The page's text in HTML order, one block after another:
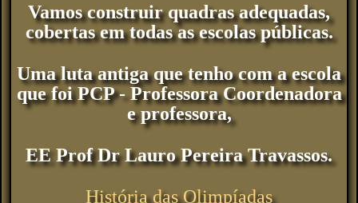
Vamos construir quadras adequadas,
cobertas em todas as escolas públicas.
Uma luta antiga que tenho com a escola
que foi PCP - Professora Coordenadora
e professora,
EE Prof Dr Lauro Pereira Travassos.
História das Olimpíadas